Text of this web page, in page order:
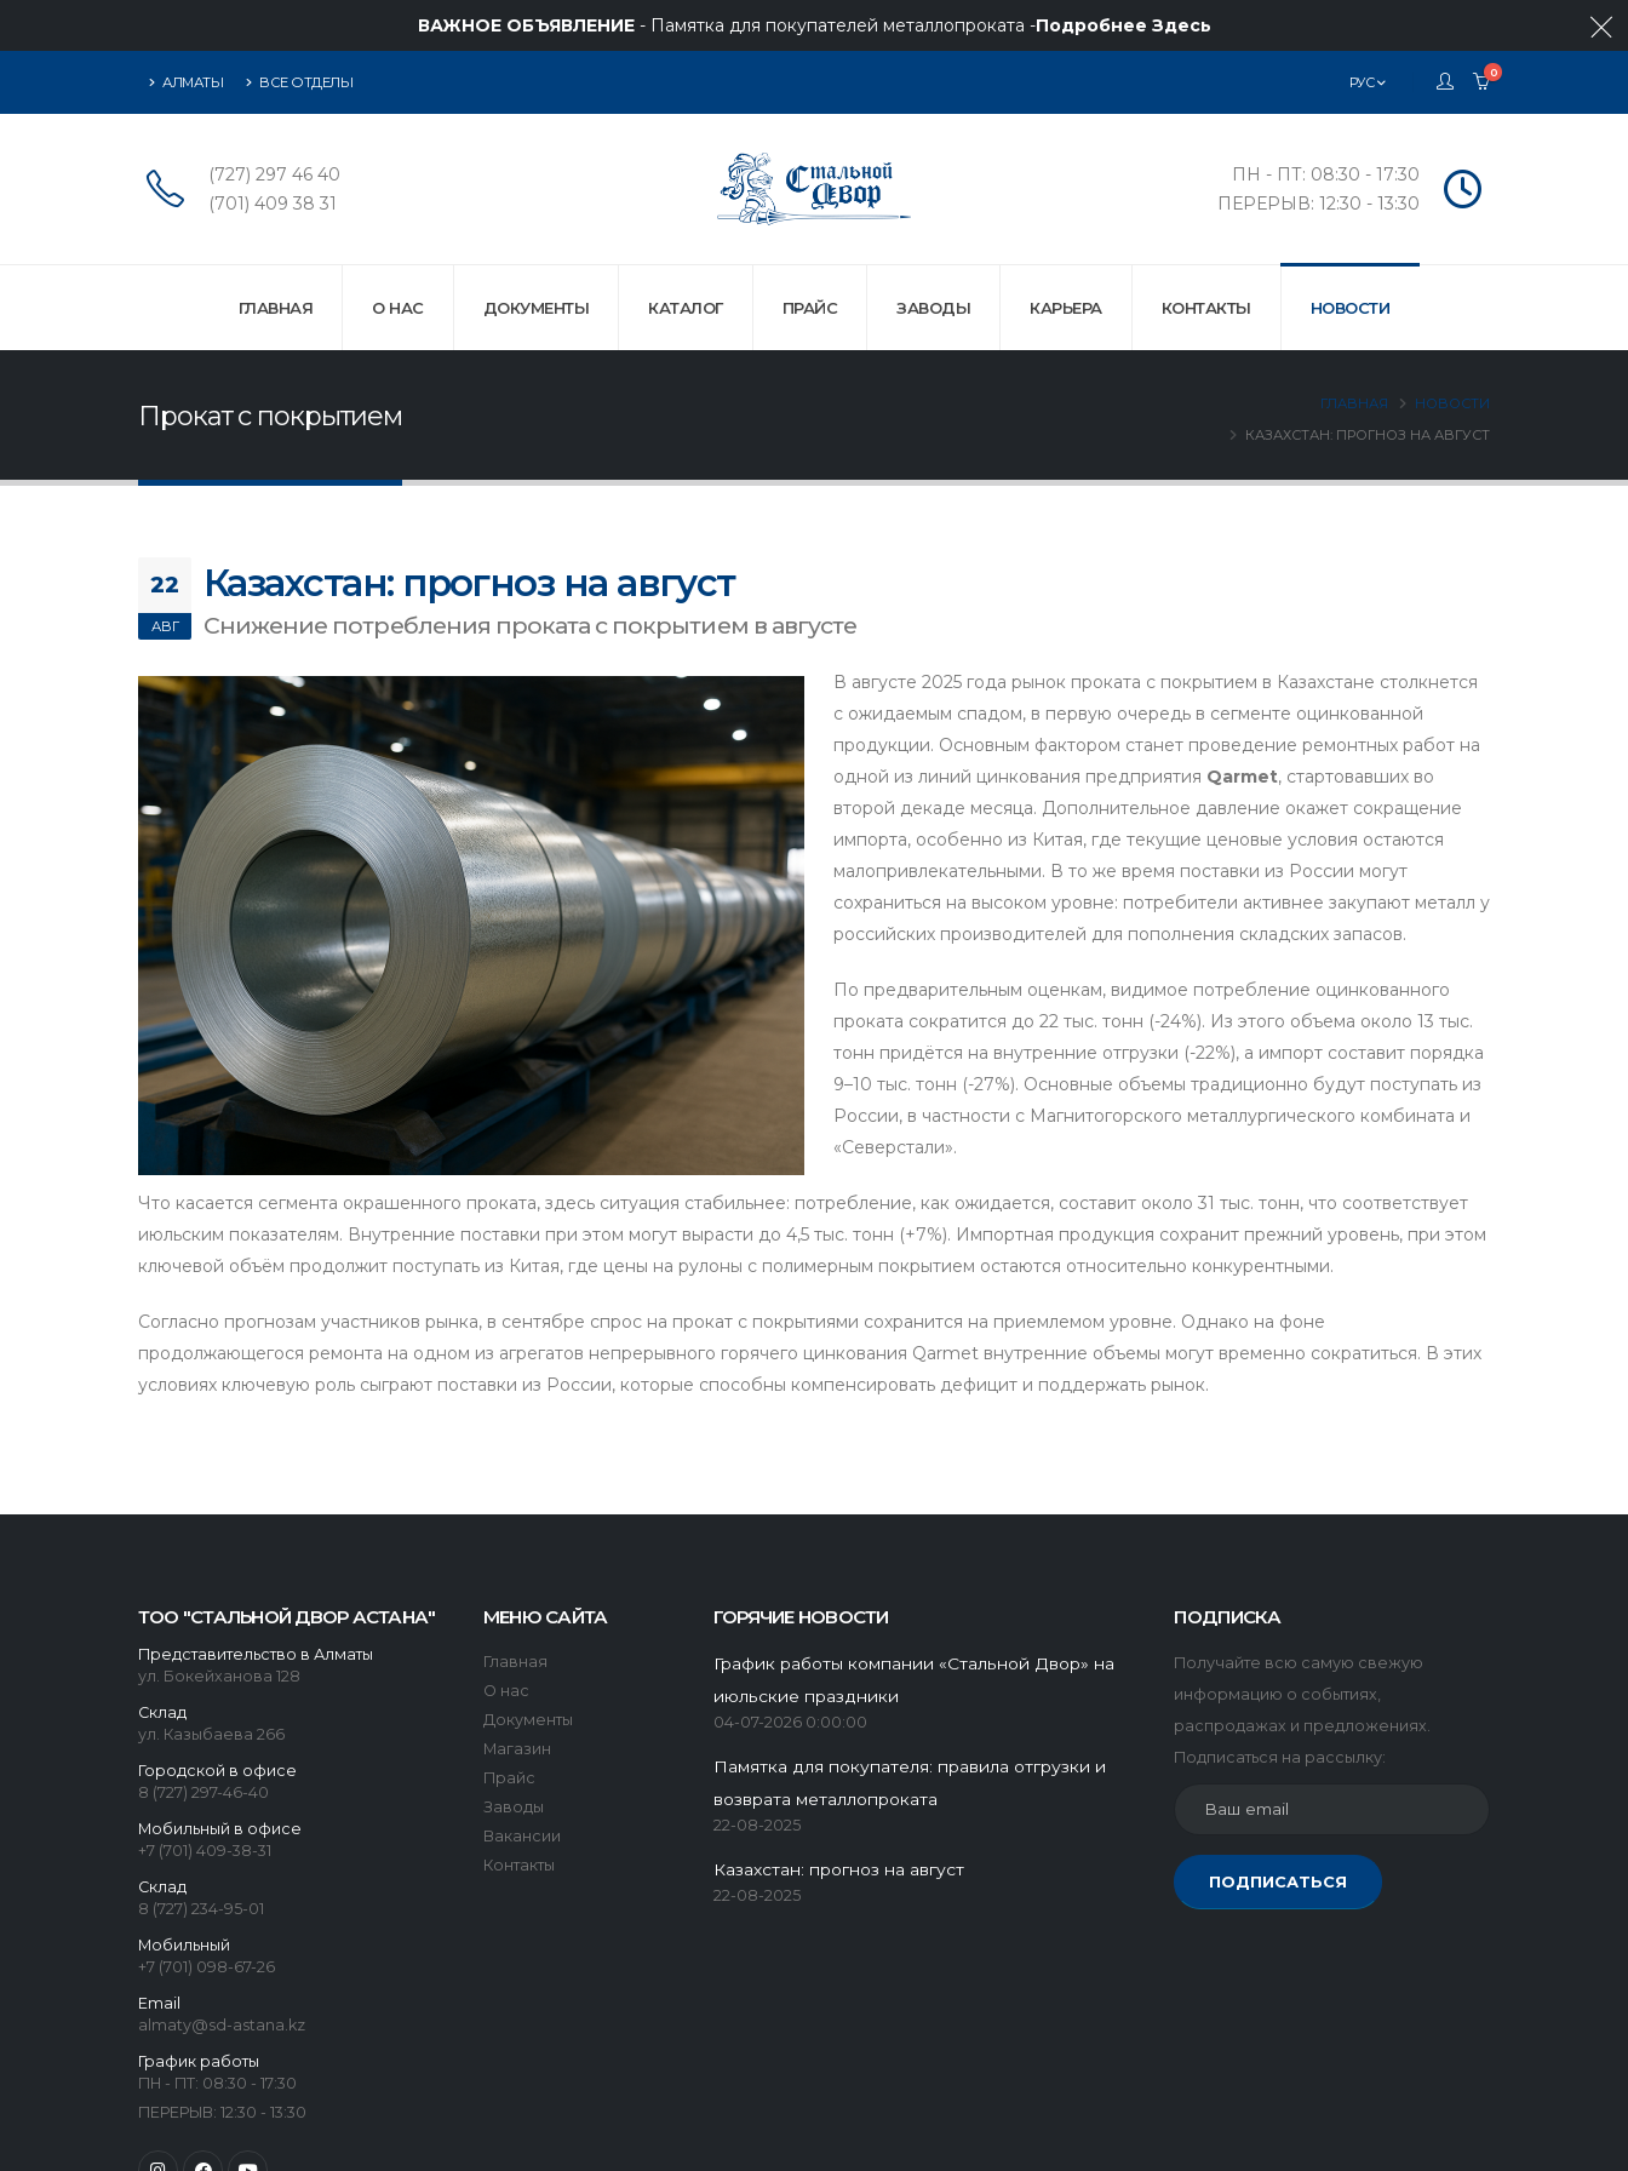
ВАЖНОЕ ОБЪЯВЛЕНИЕ- Памятка для покупателей металлопроката -Подробнее Здесь
АЛМАТЫ ВСЕ ОТДЕЛЫ РУС
0
(727) 297 46 40
(701) 409 38 31
ПН - ПТ: 08:30 - 17:30
ПЕРЕРЫВ: 12:30 - 13:30
ГЛАВНАЯ О НАС ДОКУМЕНТЫ КАТАЛОГ ПРАЙС ЗАВОДЫ КАРЬЕРА КОНТАКТЫ НОВОСТИ
Прокат с покрытием ГЛАВНАЯ
НОВОСТИ
КАЗАХСТАН: ПРОГНОЗ НА АВГУСТ
22
АВГ
Казахстан: прогноз на август
Снижение потребления проката с покрытием в августе
В августе 2025 года рынок проката с покрытием в Казахстане столкнется
с ожидаемым спадом, в первую очередь в сегменте оцинкованной
продукции. Основным фактором станет проведение ремонтных работ на
одной из линий цинкования предприятия Qarmet, стартовавших во
второй декаде месяца. Дополнительное давление окажет сокращение
импорта, особенно из Китая, где текущие ценовые условия остаются
малопривлекательными. В то же время поставки из России могут
сохраниться на высоком уровне: потребители активнее закупают металл у
российских производителей для пополнения складских запасов.
По предварительным оценкам, видимое потребление оцинкованного
проката сократится до 22 тыс. тонн (-24%). Из этого объема около 13 тыс.
тонн придётся на внутренние отгрузки (-22%), а импорт составит порядка
9–10 тыс. тонн (-27%). Основные объемы традиционно будут поступать из
России, в частности с Магнитогорского металлургического комбината и
«Северстали».
Что касается сегмента окрашенного проката, здесь ситуация стабильнее: потребление, как ожидается, составит около 31 тыс. тонн, что соответствует
июльским показателям. Внутренние поставки при этом могут вырасти до 4,5 тыс. тонн (+7%). Импортная продукция сохранит прежний уровень, при этом
ключевой объём продолжит поступать из Китая, где цены на рулоны с полимерным покрытием остаются относительно конкурентными.
Согласно прогнозам участников рынка, в сентябре спрос на прокат с покрытиями сохранится на приемлемом уровне. Однако на фоне
продолжающегося ремонта на одном из агрегатов непрерывного горячего цинкования Qarmet внутренние объемы могут временно сократиться. В этих
условиях ключевую роль сыграют поставки из России, которые способны компенсировать дефицит и поддержать рынок.
ТОО "СТАЛЬНОЙ ДВОР АСТАНА"
Представительство в Алматы
ул. Бокейханова 128
Склад
ул. Казыбаева 266
Городской в офисе
8 (727) 297-46-40
Мобильный в офисе
+7 (701) 409-38-31
Склад
8 (727) 234-95-01
Мобильный
+7 (701) 098-67-26
Email
almaty@sd-astana.kz
График работы
ПН - ПТ: 08:30 - 17:30
ПЕРЕРЫВ: 12:30 - 13:30
МЕНЮ САЙТА
Главная
О нас
Документы
Магазин
Прайс
Заводы
Вакансии
Контакты
ГОРЯЧИЕ НОВОСТИ
График работы компании «Стальной Двор» на
июльские праздники
04-07-2026 0:00:00
Памятка для покупателя: правила отгрузки и
возврата металлопроката
22-08-2025
Казахстан: прогноз на август
22-08-2025
ПОДПИСКА
Получайте всю самую свежую
информацию о событиях,
распродажах и предложениях.
Подписаться на рассылку:
ПОДПИСАТЬСЯ